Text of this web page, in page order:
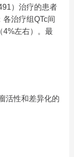
）治疗的患者
治疗组QTc间
4%左右）。最
活性和差异化的